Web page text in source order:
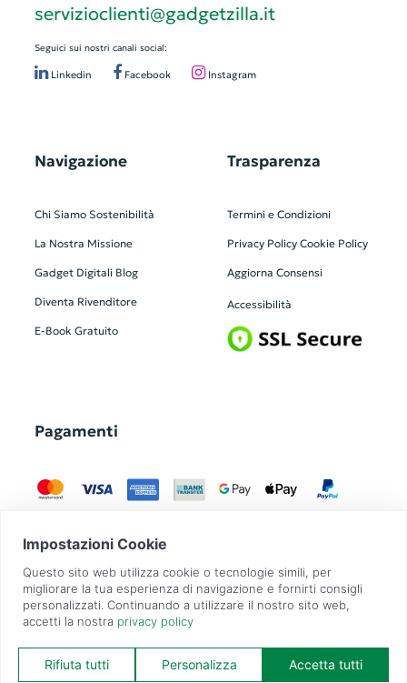
servizioclienti@gadgetzilla.it
Seguici sui nostri canali social:
Linkedin Facebook Instagram
Navigazione
Chi Siamo Sostenibilità
La Nostra Missione
Gadget Digitali Blog
Diventa Rivenditore
E-Book Gratuito
Trasparenza
Termini e Condizioni
Privacy Policy Cookie Policy
Aggiorna Consensi
Accessibilità
Pagamenti
GadgetZilla è un Brand di Overbi S.r.l.| realizzato conContit | © 2026 Tutti
i diritti riservati | P.IVA: 09351560967